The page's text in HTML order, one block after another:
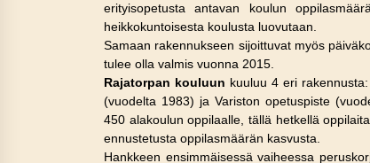
erityisopetusta antavan koulun
heikkokuntoisesta koulusta luovutaan.
Samaan rakennukseen sijoittuvat myös
tulee olla valmis vuonna 2015.
Rajatorpan kouluun kuuluu 4 eri
(vuodelta 1983) ja Variston opetuspiste
450 alakoulun oppilaalle, tällä hetkellä
ennustetusta oppilasmäärän kasvusta.
Hankkeen ensimmäisessä vaiheessa